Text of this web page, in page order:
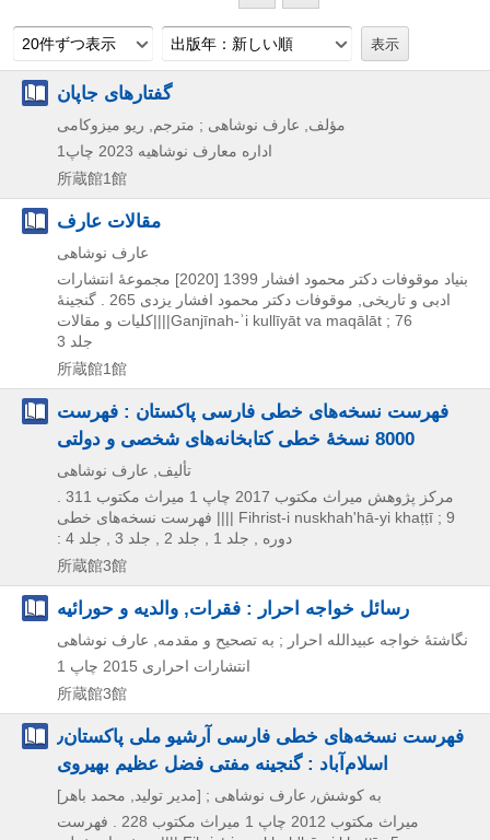
20件ずつ表示 出版年：新しい順
گفتارهای جاپان
مؤلف, عارف نوشاهی ; مترجم, ریو میزوکامی
اداره معارف نوشاهیه 2023 چاپ1
所蔵館1館
مقالات عارف
عارف نوشاهی
بنیاد موقوفات دکتر محمود افشار 1399 [2020]
مجموعۀ انتشارات
ادبی و تاریخی,
موقوفات دکتر محمود افشار یزدی 265 . گنجینۀ
کلیات و مقالات||||Ganjīnah-ʾi kullīyāt va maqālāt ; 76
جلد 3
所蔵館1館
فهرست نسخه‌های خطی فارسی پاکستان : فهرست
8000 نسخۀ خطی کتابخانه‌های شخصی و دولتی
تألیف, عارف نوشاهی
مرکز پژوهش میراث مکتوب 2017 چاپ 1
فهرست نسخه‌های خطی |||| Fihrist-i nuskhahʹhā-yi khaṭṭī ; 9
: دوره , جلد 1 , جلد 2 , جلد 3 , جلد 4
所蔵館3館
رسائل خواجه احرار : فقرات, والدیه و حورائیه
نگاشتۀ خواجه عبیدالله احرار ; به تصحیح و مقدمه, عارف نوشاهی
انتشارات احراری 2015 چاپ 1
所蔵館3館
فهرست نسخه‌های خطی فارسی آرشیو ملی پاکستان٫
اسلام‌آباد : گنجینه مفتی فضل عظیم بهیروی
به کوشش٫ عارف نوشاهی ; [مدیر تولید, محمد باهر]
میراث مکتوب 2012 چاپ 1
ميراث مکتوب 228 . فهرست